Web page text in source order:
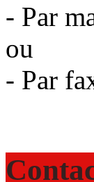
- Par
ou
- Par